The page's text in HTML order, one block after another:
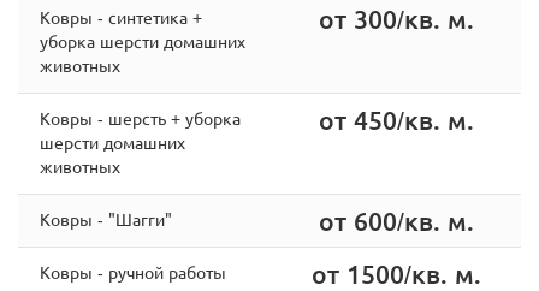
Ковры - cинтетика +
уборка шерсти домашних
животных
от 300/кв. м.
Ковры - шерсть + уборка
шерсти домашних
животных
от 450/кв. м.
Ковры - "Шагги" от 600/кв. м.
Ковры - ручной работы от 1500/кв. м.